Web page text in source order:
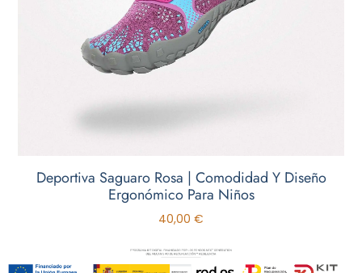
Deportiva Saguaro Rosa | Comodidad Y Diseño
Ergonómico Para Niños
40,00 €